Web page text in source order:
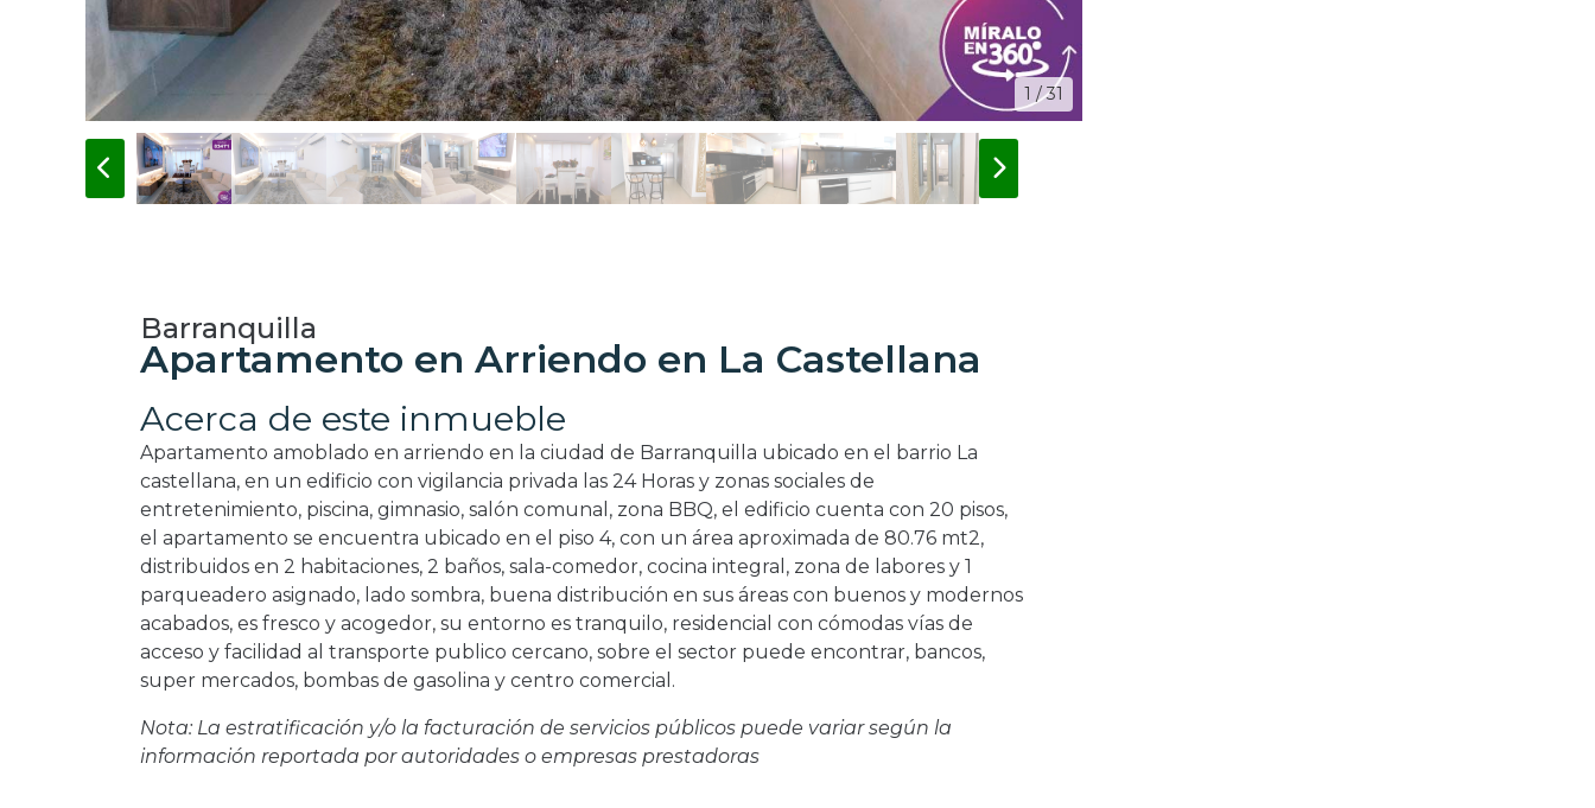
1 / 31
Barranquilla
Apartamento en Arriendo en La Castellana
Acerca de este inmueble
Apartamento amoblado en arriendo en la ciudad de Barranquilla ubicado en el barrio La
castellana, en un edificio con vigilancia privada las 24 Horas y zonas sociales de
entretenimiento, piscina, gimnasio, salón comunal, zona BBQ, el edificio cuenta con 20 pisos,
el apartamento se encuentra ubicado en el piso 4, con un área aproximada de 80.76 mt2,
distribuidos en 2 habitaciones, 2 baños, sala-comedor, cocina integral, zona de labores y 1
parqueadero asignado, lado sombra, buena distribución en sus áreas con buenos y modernos
acabados, es fresco y acogedor, su entorno es tranquilo, residencial con cómodas vías de
acceso y facilidad al transporte publico cercano, sobre el sector puede encontrar, bancos,
super mercados, bombas de gasolina y centro comercial.
Nota: La estratificación y/o la facturación de servicios públicos puede variar según la
información reportada por autoridades o empresas prestadoras